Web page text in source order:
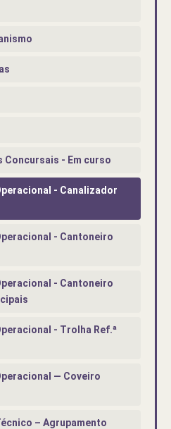
Concursais - Em curso
- Canalizador
- Cantoneiro
- Cantoneiro
- Trolha Ref.ª
— Coveiro
– Agrupamento